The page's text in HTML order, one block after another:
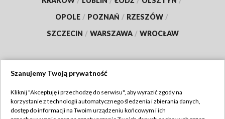
OPOLE / POZNAŃ / RZESZÓW /
SZCZECIN / WARSZAWA / WROCŁAW
TVP
Szanujemy Twoją prywatność
Kliknij "Akceptuję i przechodzę do serwisu", aby wyrazić zgody na
korzystanie z technologii automatycznego śledzenia i zbierania danych,
dostęp do informacji na Twoim urządzeniu końcowym i ich